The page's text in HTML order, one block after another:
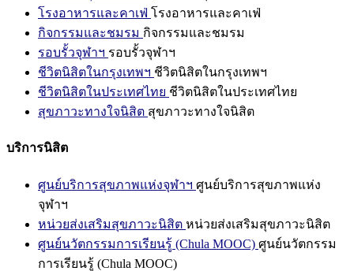
โรงอาหารและคาเฟ่ โรงอาหารและคาเฟ่
กิจกรรมและชมรม กิจกรรมและชมรม
รอบรั้วจุฬาฯ รอบรั้วจุฬาฯ
ชีวิตนิสิตในกรุงเทพฯ ชีวิตนิสิตในกรุงเทพฯ
ชีวิตนิสิตในประเทศไทย ชีวิตนิสิตในประเทศไทย
สุขภาวะทางใจนิสิต สุขภาวะทางใจนิสิต
บริการนิสิต
ศูนย์บริการสุขภาพแห่งจุฬาฯ ศูนย์บริการสุขภาพแห่ง
จุฬาฯ
หน่วยส่งเสริมสุขภาวะนิสิต หน่วยส่งเสริมสุขภาวะนิสิต
ศูนย์นวัตกรรมการเรียนรู้ (Chula MOOC) ศูนย์นวัตกรรม
การเรียนรู้ (Chula MOOC)